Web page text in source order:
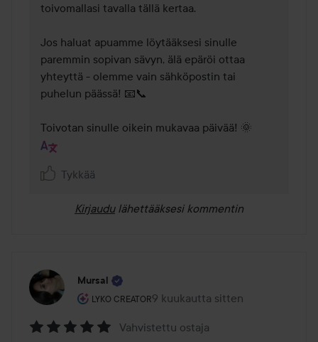
toivomallasi tavalla tällä kertaa.
Jos haluat apuamme löytääksesi sinulle
paremmin sopivan sävyn, älä epäröi ottaa
yhteyttä - olemme vain sähköpostin tai
puhelun päässä! 📧📞
Toivotan sinulle oikein mukavaa päivää! 🌞
Tykkää
Kirjaudu lähettääksesi kommentin
Mursal
LYKO CREATOR
Käyttäjän rooli: Lyko Creator.
9 kuukautta sitten
Viesti luotiin 9 kuukautta sitten
Vahvistettu ostaja